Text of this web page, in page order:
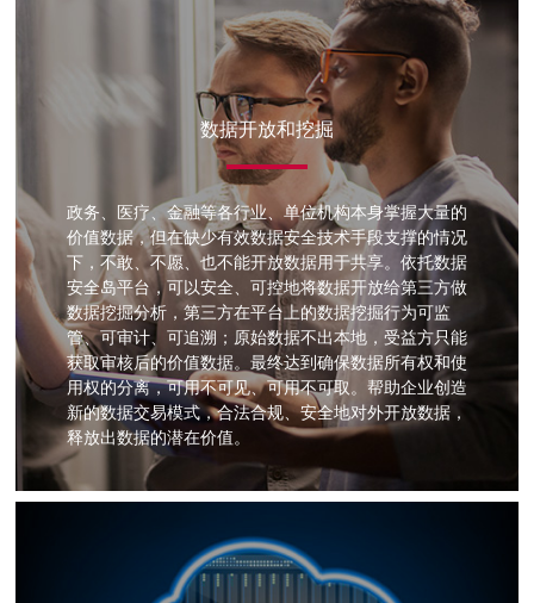
数据开放和挖掘
政务、医疗、金融等各行业、单位机构本身掌握大量的
价值数据，但在缺少有效数据安全技术手段支撑的情况
下，不敢、不愿、也不能开放数据用于共享。依托数据
安全岛平台，可以安全、可控地将数据开放给第三方做
数据挖掘分析，第三方在平台上的数据挖掘行为可监
管、可审计、可追溯；原始数据不出本地，受益方只能
获取审核后的价值数据。最终达到确保数据所有权和使
用权的分离，可用不可见、可用不可取。帮助企业创造
新的数据交易模式，合法合规、安全地对外开放数据，
释放出数据的潜在价值。